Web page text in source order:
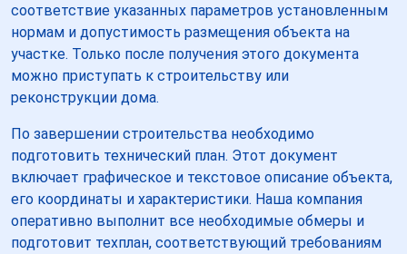
соответствие указанных параметров установленным
нормам и допустимость размещения объекта на
участке. Только после получения этого документа
можно приступать к строительству или
реконструкции дома.
По завершении строительства необходимо
подготовить технический план. Этот документ
включает графическое и текстовое описание объекта,
его координаты и характеристики. Наша компания
оперативно выполнит все необходимые обмеры и
подготовит техплан, соответствующий требованиям